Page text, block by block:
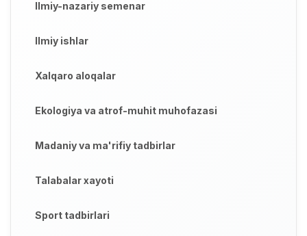
Ilmiy-nazariy semenar
Ilmiy ishlar
Xalqaro aloqalar
Ekologiya va atrof-muhit muhofazasi
Madaniy va ma'rifiy tadbirlar
Talabalar xayoti
Sport tadbirlari